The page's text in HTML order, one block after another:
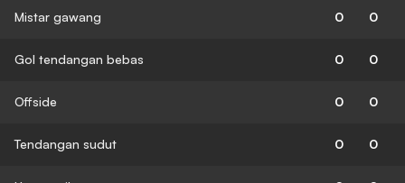
Mistar gawang 0 0
Gol tendangan bebas 0 0
Offside 0 0
Tendangan sudut 0 0